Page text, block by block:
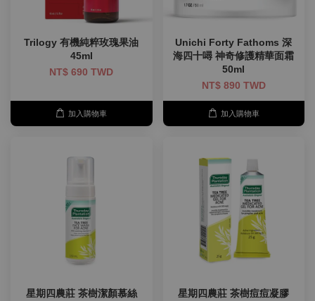
Trilogy 有機純粹玫瑰果油
45ml
NT$ 690 TWD
加入購物車
Unichi Forty Fathoms 深
海四十噚 神奇修護精華面霜
50ml
NT$ 890 TWD
加入購物車
星期四農莊 茶樹潔顏慕絲
星期四農莊 茶樹痘痘凝膠